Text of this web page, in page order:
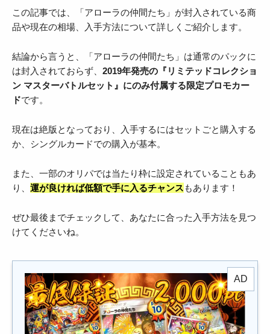
この記事では、「アローラの仲間たち」が封入されている商
品や現在の相場、入手方法について詳しくご紹介します。
結論から言うと、「アローラの仲間たち」は通常のパックに
は封入されておらず、 2019年発売の『リミテッドコレクショ
ン マスターバトルセット』にのみ付属する限定プロモカー
ドです。
現在は絶版となっており、入手するにはセットごと購入する
か、シングルカードでの購入が基本。
また、一部のオリパでは当たり枠に設定されていることもあ
り、 運が良ければ低額で手に入るチャンス もあります！
ぜひ最後までチェックして、あなたに合った入手方法を見つ
けてくださいね。